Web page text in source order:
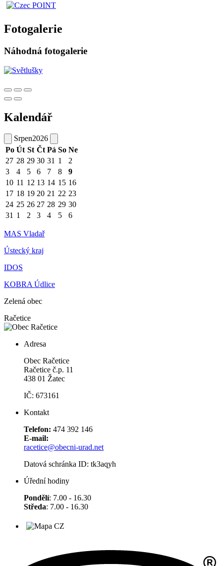
Fotogalerie
Náhodná fotogalerie
Kalendář
Srpen2026
Po Út St Čt Pá So Ne
27 28 29 30 31 1
2
3
4 5 6 7 8
9
10 11 12 13 14 15 16
17 18 19 20 21 22 23
24 25 26 27 28 29 30
31 1 2 3 4 5 6
MAS Vladař
Ústecký kraj
IDOS
KOBRA Údlice
Zelená obec
Račetice
Adresa
Obec Račetice
Račetice č.p. 11
438 01 Žatec
IČ: 673161
Kontakt
Telefon: 474 392 146
E-mail:
racetice@obecni-urad.net
Datová schránka ID: tk3aqyh
Úřední hodiny
Pondělí: 7.00 - 16.30
Středa: 7.00 - 16.30